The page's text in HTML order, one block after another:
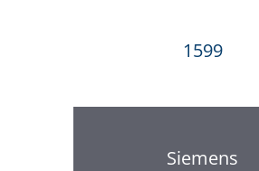
1599
Siemens